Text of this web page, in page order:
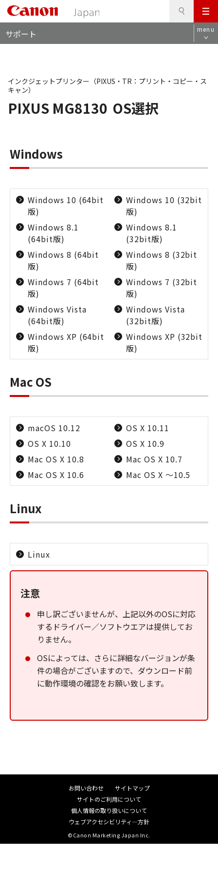
メ
ニ
ュ
サポート menu
PIXUS MG8130 OS選択
インクジェットプリンター（PIXUS・TR：プリント・コピー・ス
キャン）
Windows
Windows 10 (64bit
版)
Windows 10 (32bit
版)
Windows 8.1
(64bit版)
Windows 8.1
(32bit版)
Windows 8 (64bit
版)
Windows 8 (32bit
版)
Windows 7 (64bit
版)
Windows 7 (32bit
版)
Windows Vista
(64bit版)
Windows Vista
(32bit版)
Windows XP (64bit
版)
Windows XP (32bit
版)
Mac OS
macOS 10.12
OS X 10.11
OS X 10.10
OS X 10.9
Mac OS X 10.8
Mac OS X 10.7
Mac OS X 10.6
Mac OS X ～10.5
Linux
Linux
注意
申し訳ございませんが、上記以外のOSに対応
するドライバー／ソフトウエアは提供してお
りません。
OSによっては、さらに詳細なバージョンが条
件の場合がございますので、ダウンロード前
に動作環境の確認をお願い致します。
お問い合わせ
サイトマップ
サイトのご利用について
個人情報の取り扱いについて
ウェブアクセシビリティ―方針
©Canon Marketing Japan Inc.